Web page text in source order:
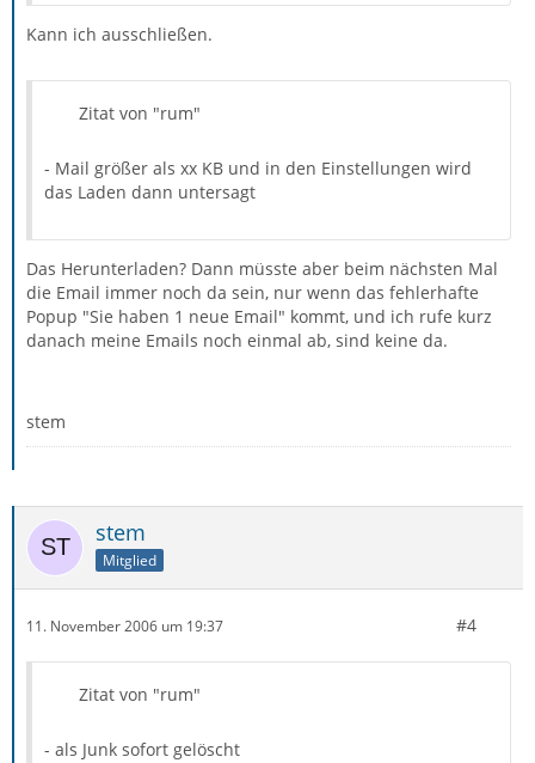
Kann ich ausschließen.
Zitat von "rum"
- Mail größer als xx KB und in den Einstellungen wird
das Laden dann untersagt
Das Herunterladen? Dann müsste aber beim nächsten Mal
die Email immer noch da sein, nur wenn das fehlerhafte
Popup "Sie haben 1 neue Email" kommt, und ich rufe kurz
danach meine Emails noch einmal ab, sind keine da.
stem
stem
Mitglied
11. November 2006 um 19:37 #4
Zitat von "rum"
- als Junk sofort gelöscht